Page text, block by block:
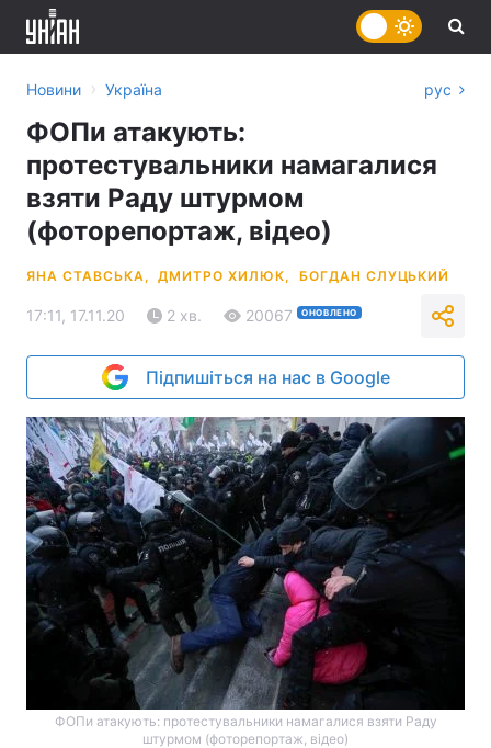
Новини › Україна рус
ФОПи атакують:
протестувальники намагалися
взяти Раду штурмом
(фоторепортаж, відео)
ЯНА СТАВСЬКА, ДМИТРО ХИЛЮК, БОГДАН СЛУЦЬКИЙ
17:11, 17.11.20 2 хв. 20067 ОНОВЛЕНО
Підпишіться на нас в Google
ФОПи атакують: протестувальники намагалися взяти Раду
штурмом (фоторепортаж, відео)